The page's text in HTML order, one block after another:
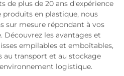
de plus de 20 ans d'expérience
en plastique, nous
sur mesure répondant à vos
Découvrez les avantages et
empilables et emboîtables,
au transport et au stockage
logistique.